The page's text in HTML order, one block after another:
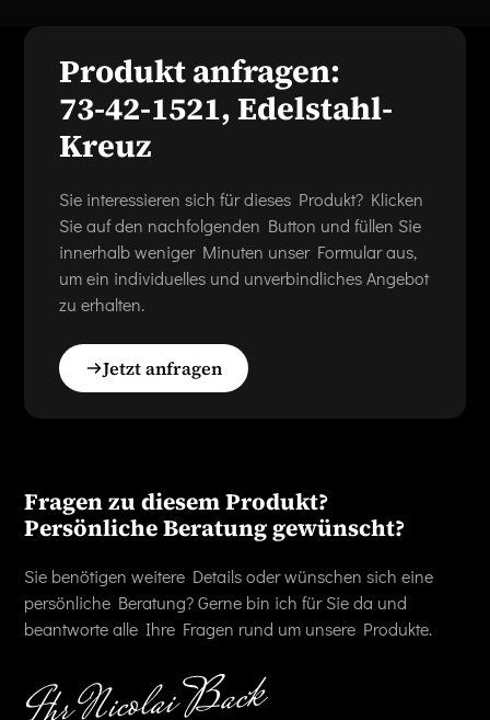
Produkt anfragen:
73-42-1521, Edelstahl-
Kreuz
Sie interessieren sich für dieses Produkt? Klicken
Sie auf den nachfolgenden Button und füllen Sie
innerhalb weniger Minuten unser Formular aus,
um ein individuelles und unverbindliches Angebot
zu erhalten.
Jetzt anfragen
Fragen zu diesem Produkt?
Persönliche Beratung gewünscht?
Sie benötigen weitere Details oder wünschen sich eine
persönliche Beratung? Gerne bin ich für Sie da und
beantworte alle Ihre Fragen rund um unsere Produkte.